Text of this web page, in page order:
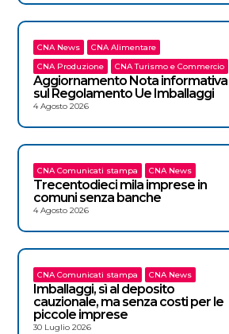
CNA News
CNA Alimentare
CNA Produzione
CNA Turismo e Commercio
Aggiornamento Nota informativa
sul Regolamento Ue Imballaggi
4 Agosto 2026
CNA Comunicati stampa CNA News
Trecentodieci mila imprese in
comuni senza banche
4 Agosto 2026
CNA Comunicati stampa CNA News
Imballaggi, sì al deposito
cauzionale, ma senza costi per le
piccole imprese
30 Luglio 2026